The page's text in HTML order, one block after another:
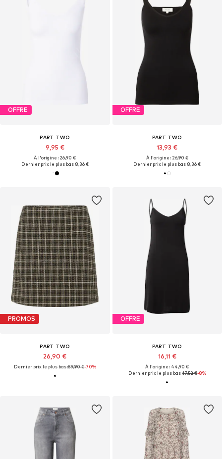
OFFRE
PART TWO
9,95 €
À l'origine : 26,90 €
Dernier prix le plus bas :8,36 €
OFFRE
PART TWO
13,93 €
À l'origine : 26,90 €
Dernier prix le plus bas :8,36 €
PROMOS
PART TWO
26,90 €
Dernier prix le plus bas :89,90 €-70%
OFFRE
PART TWO
16,11 €
À l'origine : 44,90 €
Dernier prix le plus bas :17,52 €-8%